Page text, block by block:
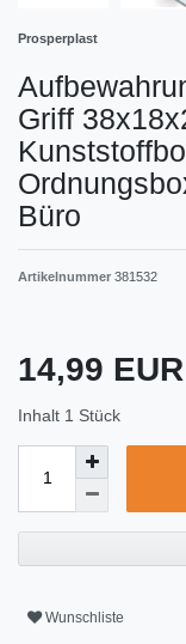
Prosperplast
Griff
Büro
Artikelnummer 381532
14,99 EUR
Inhalt 1 Stück
Wunschliste